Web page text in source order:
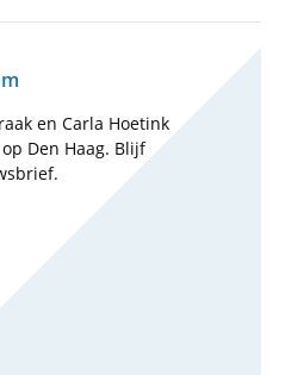
en Carla Hoetink
Den Haag. Blijf